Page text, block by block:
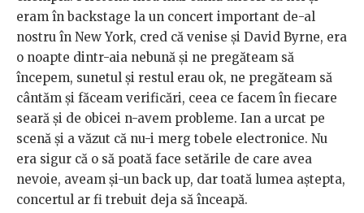
eram în backstage la un concert important de-al
nostru în New York, cred că venise și David Byrne, era
o noapte dintr-aia nebună și ne pregăteam să
începem, sunetul și restul erau ok, ne pregăteam să
cântăm și făceam verificări, ceea ce facem în fiecare
seară și de obicei n-avem probleme. Ian a urcat pe
scenă și a văzut că nu-i merg tobele electronice. Nu
era sigur că o să poată face setările de care avea
nevoie, aveam și-un back up, dar toată lumea aștepta,
concertul ar fi trebuit deja să înceapă.